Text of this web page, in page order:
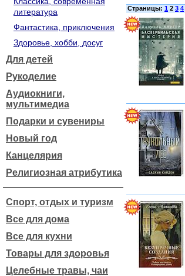
литература
Фантастика, приключения
Здоровье, хобби, досуг
Для детей
Рукоделие
Аудиокниги,
мультимедиа
Подарки и сувениры
Новый год
Канцелярия
Религиозная атрибутика
Спорт, отдых и туризм
Все для дома
Все для кухни
Товары для здоровья
Целебные травы, чаи
Страницы: 1 2 3 4